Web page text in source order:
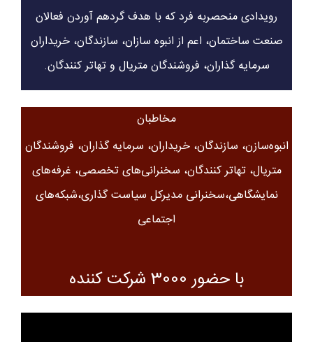
رویدادی منحصربه فرد که با هدف گردهم آوردن فعالان
صنعت ساختمان، اعم از انبوه سازان، سازندگان، خریداران
سرمایه گذاران، فروشندگان متریال و تهاتر کنندگان.
مخاطبان
انبوه‌سازن، سازندگان، خریداران، سرمایه گذاران، فروشندگان
متریال، تهاتر کنندگان، سخنرانی‌های تخصصی، غرفه‌های
نمایشگاهی،سخنرانی مدیرکل سیاست گذاری،شبکه‌های
اجتماعی
با حضور 3000 شرکت کننده